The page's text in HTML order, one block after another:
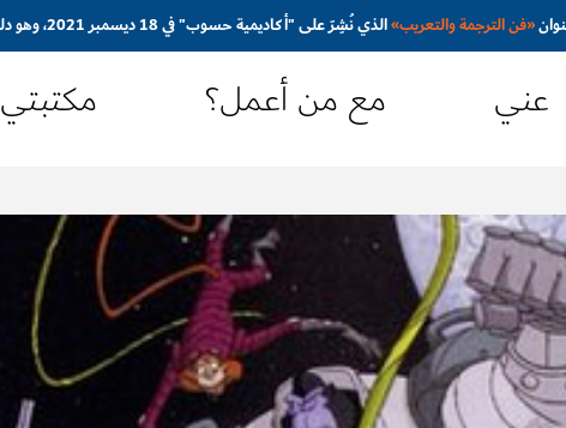
«فن الترجمة والتعريب»الذي نُشِرَ على "أكاديمية حسوب" في 18 ديسمبر 2021، وهو دليل أكاديمي مُبسَّط ومُوجَّه نحو المترجم المبتدئ
عني مع من أعمل؟ مكتبتي